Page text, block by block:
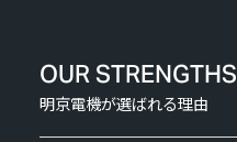
OUR STRENGTHS
明京電機が選ばれる理由